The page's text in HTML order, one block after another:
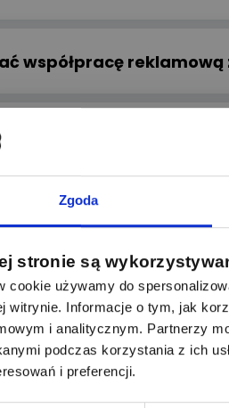
Zgoda
stronie są
cookie używamy do
witrynie. Informacje o tym, jak
i analitycznym. Partnerzy
podczas korzystania z ich
i preferencji.
współpracę
miesięcznie
rekomendacji